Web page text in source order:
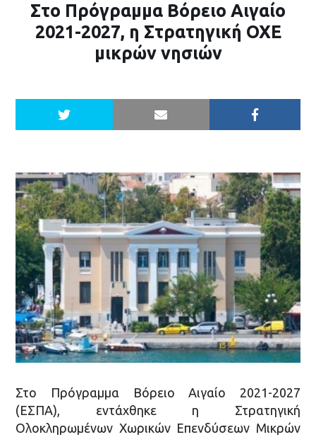
Στο Πρόγραμμα Βόρειο Αιγαίο
2021-2027, η Στρατηγική ΟΧΕ
μικρών νησιών
Στο Πρόγραμμα Βόρειο Αιγαίο 2021-2027
(ΕΣΠΑ), εντάχθηκε η Στρατηγική
Ολοκληρωμένων Χωρικών Επενδύσεων Μικρών